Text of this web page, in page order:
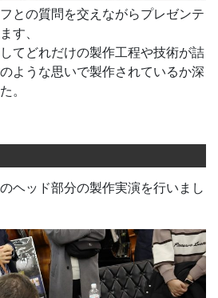
との質問を交えながらプレゼンテ
す、
てどれだけの製作工程や技術が詰
ような思いで製作されているか深
。
ヘッド部分の製作実演を行いまし